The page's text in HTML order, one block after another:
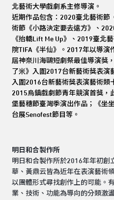
北藝術大學戲劇系主修導演。
近期作品包含：2020臺北藝術節
術節《小路決定要去遠方》、
《抬轎Lift Me Up》、2019臺北
院TIFA《半仙》。2017年以導
屆神奈川海鷗短劇祭最佳導演獎
了米》入圍2017台新藝術獎表演
入圍2016台新藝術獎表演藝術類
2015烏鎮戲劇節青年競演首獎，
堡藝穗節臺灣季演出作品；《坐
台展Senofest節目等。
明日和合製作所
明日和合製作所於2016年年初創
華、黃鼎云皆為近年在表演藝術
以團體形式尋找創作上的可能。
業、技術、功能為導向的分類激